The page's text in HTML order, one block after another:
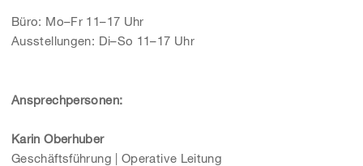
Büro: Mo–Fr 11–17 Uhr
Ausstellungen: Di–So 11–17 Uhr
Ansprechpersonen:
Karin Oberhuber
Geschäftsführung | Operative Leitung